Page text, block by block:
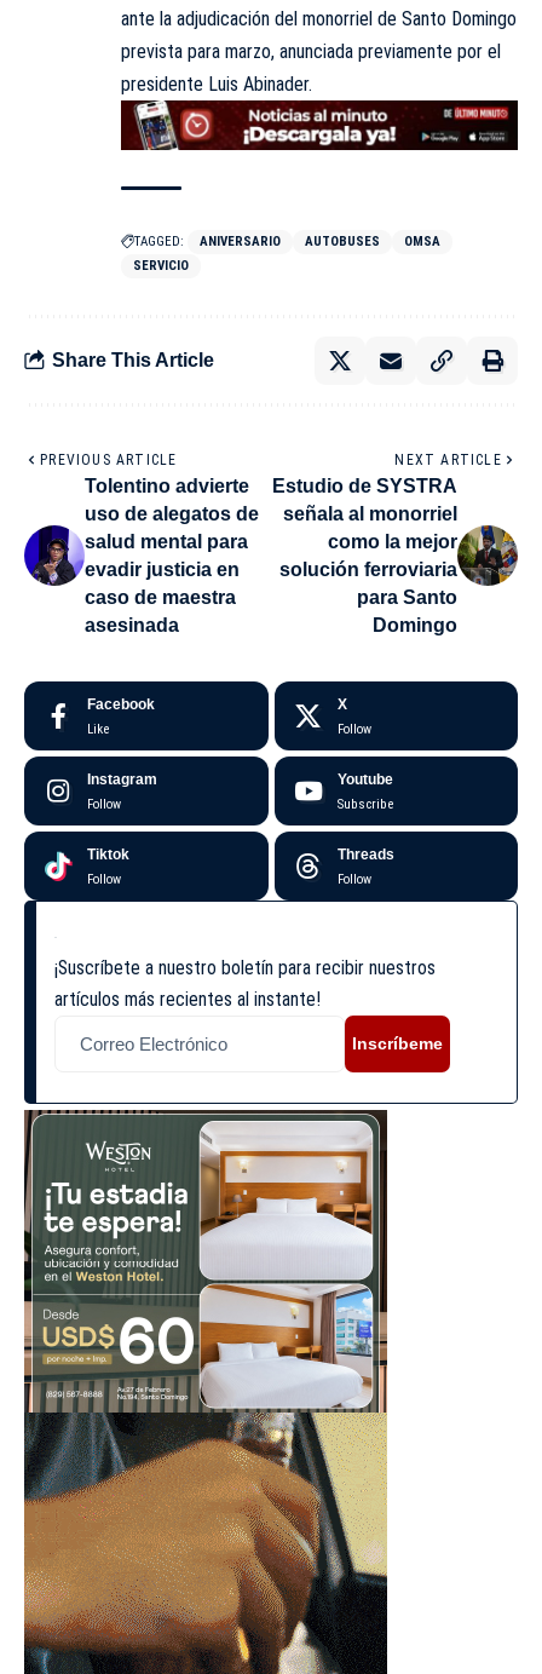
ante la adjudicación del monorriel de Santo Domingo
prevista para marzo, anunciada previamente por el
presidente Luis Abinader.
TAGGED: ANIVERSARIO AUTOBUSES
OMSA
SERVICIO
Share This Article
PREVIOUS ARTICLE
Tolentino advierte
uso de alegatos de
salud mental para
evadir justicia en
caso de maestra
asesinada
NEXT ARTICLE
Estudio de SYSTRA
señala al monorriel
como la mejor
solución ferroviaria
para Santo
Domingo
Facebook
Like
X
Follow
Instagram
Follow
Youtube
Subscribe
Tiktok
Follow
Threads
Follow
¡Suscríbete a nuestro boletín para recibir nuestros
artículos más recientes al instante!
Inscríbeme